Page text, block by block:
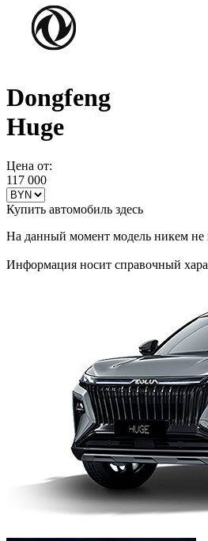
Dongfeng
Huge
Цена от:
117 000
Купить автомобиль здесь
На данный момент модель никем не
Информация носит справочный